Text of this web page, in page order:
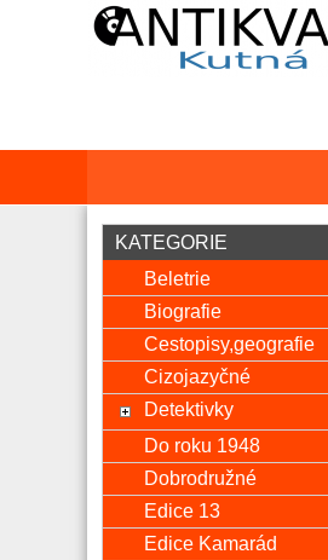
KATEGORIE
Beletrie
Biografie
Cestopisy,geografie
Cizojazyčné
Detektivky
Do roku 1948
Dobrodružné
Edice 13
Edice Kamarád